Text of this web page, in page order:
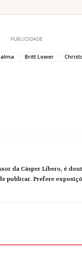
PUBLICIDADE
Britt Lower
da Cásper Líbero, é
publicar. Prefere